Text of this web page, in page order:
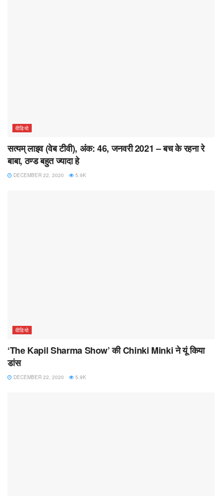
वीडियो
सत्यम् लाइव (वेब टीवी), अंक: 46, जनवरी 2021 – बच के रहना रे
बाबा, ठण्ड बहुत ज्यादा हे
DECEMBER 22, 2020 5.9K
वीडियो
‘The Kapil Sharma Show’ की Chinki Minki ने यूं किया
डांस
DECEMBER 22, 2020 5.9K